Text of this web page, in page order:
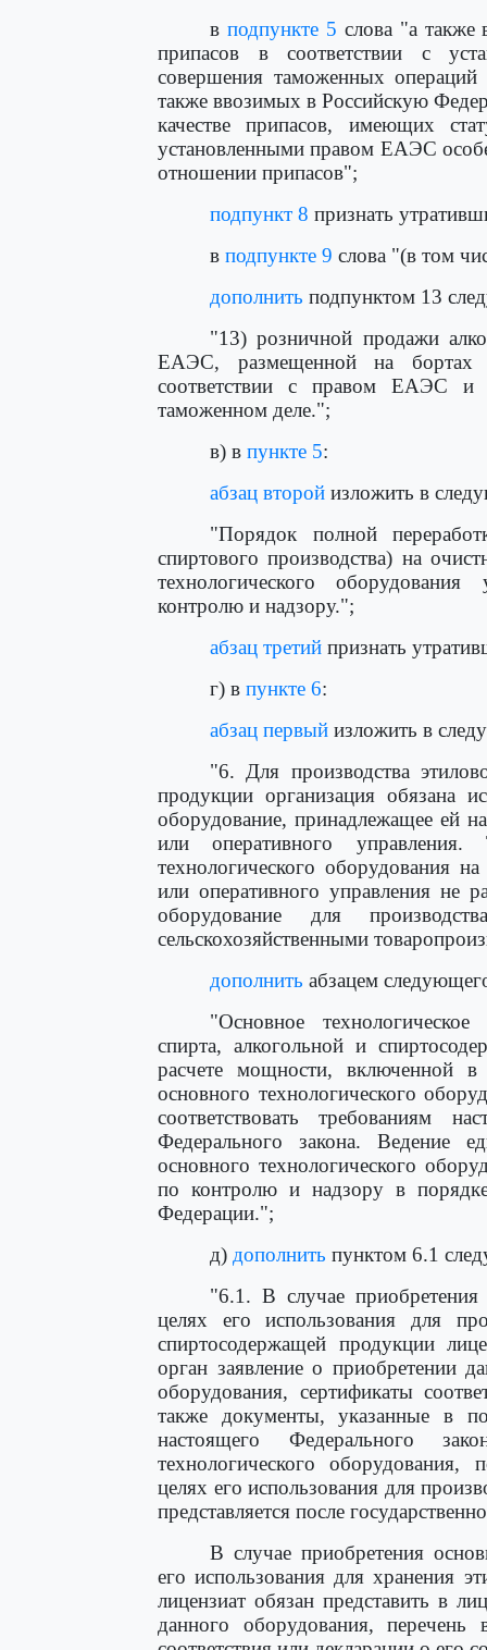
в подпункте 5 слова "а также
припасов в соответствии с
совершения таможенных
также ввозимых в Российскую
качестве припасов, имеющих
установленными правом ЕАЭС
отношении припасов";
подпункт 8 признать
в подпункте 9 слова "(в том
дополнить подпунктом 13
"13) розничной продажи
ЕАЭС, размещенной на бортах
соответствии с правом ЕАЭС и
таможенном деле.";
в) в пункте 5:
абзац второй изложить в
"Порядок полной
спиртового производства) на
технологического
контролю и надзору.";
абзац третий признать
г) в пункте 6:
абзац первый изложить в
"6. Для производства
продукции организация обязана
оборудование, принадлежащее ей
или оперативного
технологического оборудования
или оперативного управления не
оборудование для
сельскохозяйственными
дополнить абзацем
"Основное
спирта, алкогольной и
расчете мощности, включенной
основного технологического
соответствовать требованиям
Федерального закона. Ведение
основного технологического
по контролю и надзору в
Федерации.";
д) дополнить пунктом 6.1
"6.1. В случае приобретения
целях его использования для
спиртосодержащей продукции
орган заявление о приобретении
оборудования, сертификаты
также документы, указанные в
настоящего Федерального
технологического оборудования,
целях его использования для
представляется после
В случае приобретения
его использования для хранения
лицензиат обязан представить в
данного оборудования,